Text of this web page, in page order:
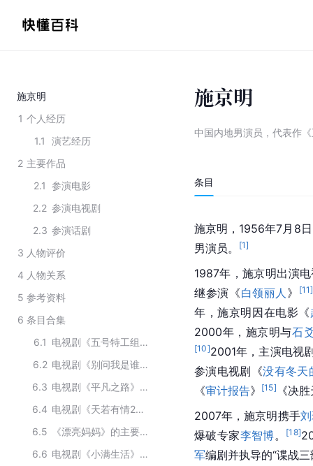
施京明
1 个人经历
1.1
演艺经历
2 主要作品
2.1 参演电影
2.2 参演电视剧
2.3 参演话剧
3 人物评价
4 人物关系
5 参考资料
6 条目合集
6.1
电视剧《五号特工组2》的主要演员
6.2
电视剧《别问我是谁》的主要演员
6.3
电视剧《平凡之路》的主要演员
6.4
电视剧《天若有情2》主要演职员
6.5
《漂亮妈妈》的主要演员
6.6
电视剧《小满生活》的主要演员
施京明
中国内地男演员，代表作
条目
施京明，1956年7月8
男演员。
[1]
1987年，施京明出演
继参演《白领丽人 》 [11]
年，施京明因在电影《
2000年，施京明与石
[10]2001年，主演电视
参演电视剧《没有冬天
《审计报告》 [15]
《决
2007年，施京明携手
爆破专家李智博。 [18]
军编剧并执导的“谍战